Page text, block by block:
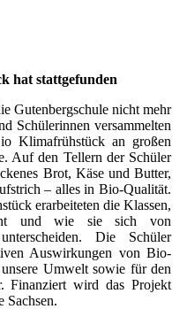
hat stattgefunden
Gutenbergschule nicht mehr
Schülerinnen versammelten
Klimafrühstück an großen
Auf den Tellern der Schüler
Brot, Käse und Butter,
– alles in Bio-Qualität.
erarbeiteten die Klassen,
und wie sie sich von
Die Schüler
Auswirkungen von Bio-
Umwelt sowie für den
Finanziert wird das Projekt
Sachsen.